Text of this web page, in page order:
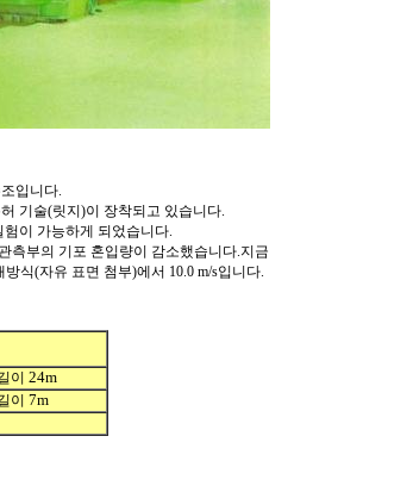
입니다.
기술(릿지 )이 장착되고 있습니다.
이 가능하게 되었습니다.
측부의 기포 혼입량이 감소했습니다.지금
방식(자유 표면 첨부)에서 10.0 m/s입니다.
이 24m
이 7m